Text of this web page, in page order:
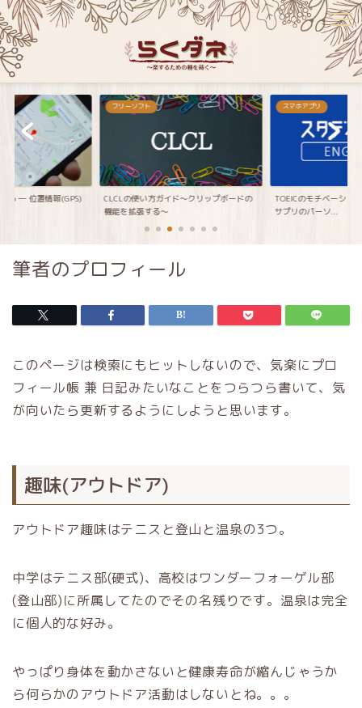
― 位置情報(GPS)
フリーソフト
CLCLの使い方ガイド～クリップボードの
機能を拡張する～
スマホアプリ
TOEICのモチベーショ
サプリのパーソ...
筆者のプロフィール
このページは検索にもヒットしないので、気楽にプロ
フィール帳 兼 日記みたいなことをつらつら書いて、気
が向いたら更新するようにしようと思います。
趣味(アウトドア)
アウトドア趣味はテニスと登山と温泉の3つ。
中学はテニス部(硬式)、高校はワンダーフォーゲル部
(登山部)に所属してたのでその名残りです。温泉は完全
に個人的な好み。
やっぱり身体を動かさないと健康寿命が縮んじゃうか
ら何らかのアウトドア活動はしないとね。。。